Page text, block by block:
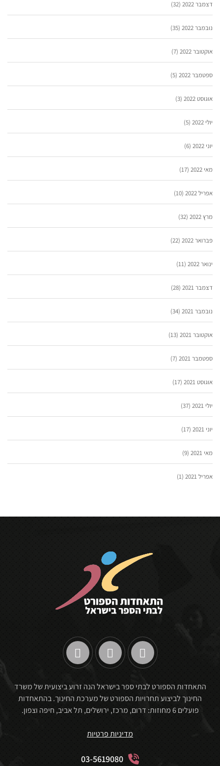
דצמבר 2022 (32)
נובמבר 2022 (35)
אוקטובר 2022 (7)
ספטמבר 2022 (5)
אוגוסט 2022 (3)
יולי 2022 (5)
יוני 2022 (6)
מאי 2022 (17)
אפריל 2022 (10)
מרץ 2022 (32)
פברואר 2022 (22)
ינואר 2022 (11)
דצמבר 2021 (28)
נובמבר 2021 (34)
אוקטובר 2021 (13)
ספטמבר 2021 (7)
אוגוסט 2021 (17)
יולי 2021 (37)
יוני 2021 (17)
מאי 2021 (9)
אפריל 2021 (1)
התאחדות הספורט לבתי ספר בישראל הנה זרוע ביצועית של משרד
החינוך לביצוע תחרויות הספורט של מערכת החינוך. בהתאחדות
פועלים 6 מחוזות: דרום, מרכז, ירושלים, תל אביב, חיפה וצפון.
מדיניות פרטיות
03-5619080